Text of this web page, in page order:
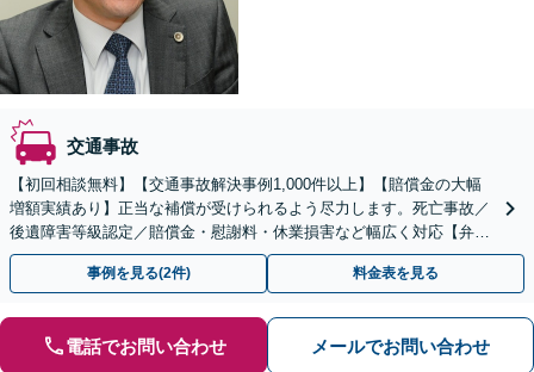
交通事故
【初回相談無料】【交通事故解決事例1,000件以上】【賠償金の大幅
増額実績あり】正当な補償が受けられるよう尽力します。死亡事故／
後遺障害等級認定／賠償金・慰謝料・休業損害など幅広く対応【弁護
士費用特約利用可】【久屋大通駅3分】
事例を見る(2件) 料金表を見る
電話でお問い合わせ メールでお問い合わせ